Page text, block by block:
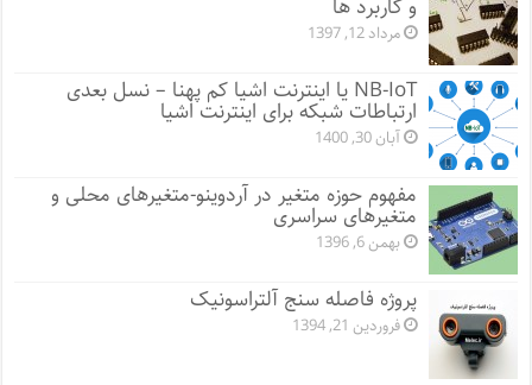
و کاربرد ها
مرداد 12, 1397
NB-IoT یا اینترنت اشیا کم پهنا – نسل بعدی
ارتباطات شبکه برای اینترنت اشیا
آبان 30, 1400
مفهوم حوزه متغیر در آردوینو-متغیرهای محلی و
متغیرهای سراسری
بهمن 6, 1396
پروژه فاصله سنج آلتراسونیک
فروردین 21, 1394